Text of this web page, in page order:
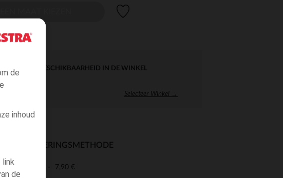
de
inhoud
link
de
DIRECTE BESCHIKBAARHEID IN DE WINKEL
Selecteer Winkel →
LEVERINGSMETHODE
aan huis 7,90 €